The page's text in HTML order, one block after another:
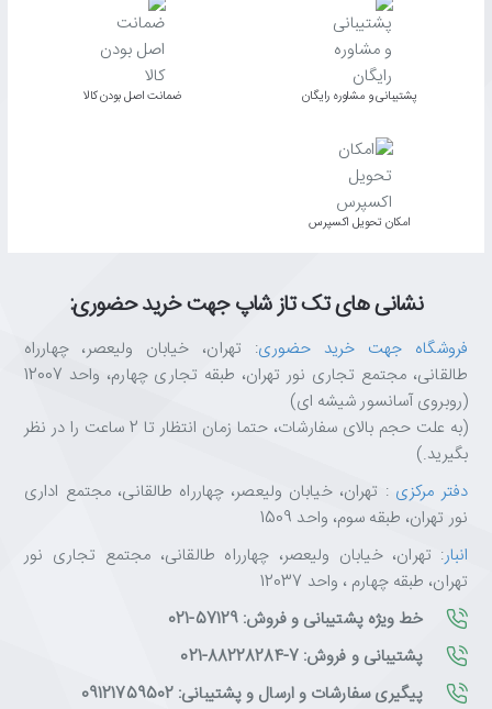
پشتیبانی و مشاوره رایگان ﺿﻤﺎﻧﺖ اﺻﻞ ﺑﻮدن ﮐﺎﻟﺎ
اﻣﮑﺎن ﺗﺤﻮﯾﻞ اﮐﺴﭙﺮس
نشانی های تک تاز شاپ جهت خرید حضوری:
فروشگاه جهت خرید حضوری: تهران، خیابان ولیعصر، چهارراه
طالقانی، مجتمع تجاری نور تهران، طبقه تجاری چهارم، واحد 12007
(روبروی آسانسور شیشه ای)
(به علت حجم بالای سفارشات، حتما زمان انتظار تا 2 ساعت را در نظر
بگیرید.)
دفتر مرکزی : تهران، خیابان ولیعصر، چهارراه طالقانی، مجتمع اداری
نور تهران، طبقه سوم، واحد 1509
انبار: تهران، خیابان ولیعصر، چهارراه طالقانی، مجتمع تجاری نور
تهران، طبقه چهارم ، واحد 12037
خط ویژه پشتیبانی و فروش: 57129-021
پشتیبانی و فروش: 7-88228284-021
پیگیری سفارشات و ارسال و پشتیبانی: 09121759502